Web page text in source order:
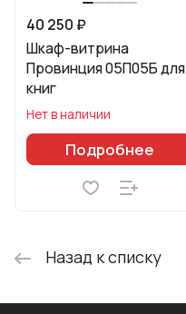
40 250 ₽
Шкаф-витрина
Провинция 05П05Б для
книг
Нет в наличии
Подробнее
Назад к списку